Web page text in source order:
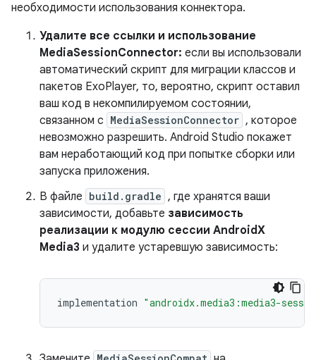
необходимости использования коннектора.
Удалите все ссылки и использование
MediaSessionConnector: если вы использовали
автоматический скрипт для миграции классов и
пакетов ExoPlayer, то, вероятно, скрипт оставил
ваш код в некомпилируемом состоянии,
связанном с MediaSessionConnector , которое
невозможно разрешить. Android Studio покажет
вам неработающий код при попытке сборки или
запуска приложения.
В файле build.gradle , где хранятся ваши
зависимости, добавьте зависимость
реализации к модулю сессии AndroidX
Media3 и удалите устаревшую зависимость:
implementation "androidx.media3:media3-